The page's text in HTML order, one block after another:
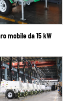
mobile da 15 kW